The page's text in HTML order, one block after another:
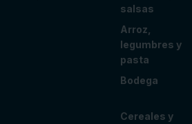
salsas
Arroz,
legumbres y
pasta
Bodega
Cereales y